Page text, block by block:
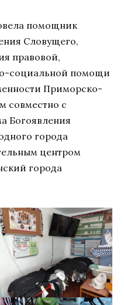
помощник
Словущего,
правовой,
социальной помощи
Приморско-
совместно с
Богоявления
города
центром
города